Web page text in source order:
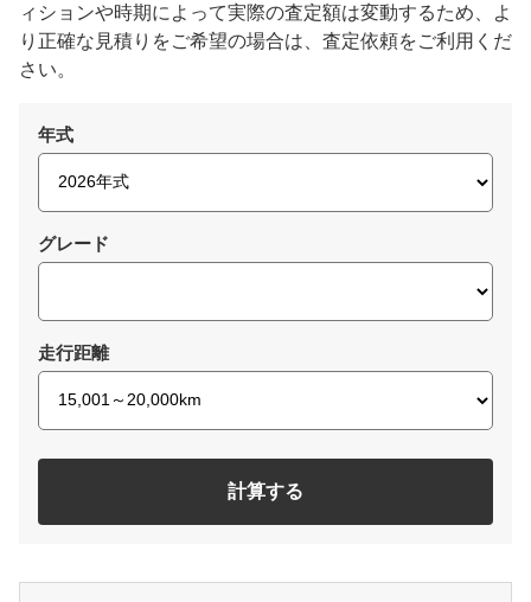
ィションや時期によって実際の査定額は変動するため、よ
り正確な見積りをご希望の場合は、査定依頼をご利用くだ
さい。
年式
グレード
走行距離
計算する